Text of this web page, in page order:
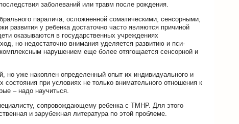
заболеваний или травм после рождения.
паралича, осложненной соматическими, сенсорными,
у ребенка достаточно часто являются причиной
оказываются в государственных учреждениях
но недостаточно внимания уделяется развитию и пси-
нарушением еще более отягощается сенсорной и
но уже накоплен определенный опыт их индивидуального и
при условиях не только внимательного отношения к
– надо научиться.
сопровождающему ребенка с ТМНР. Для этого
и зарубежная литература по этой проблеме.